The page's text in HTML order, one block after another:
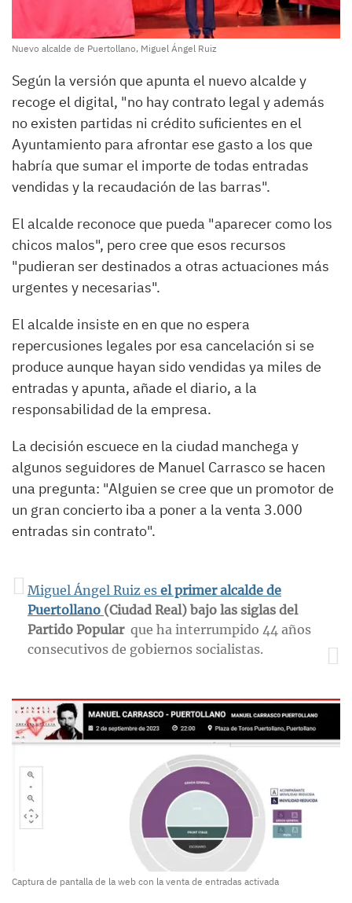
Nuevo alcalde de Puertollano, Miguel Ángel Ruiz
Según la versión que apunta el nuevo alcalde y
recoge el digital, "no hay contrato legal y además
no existen partidas ni crédito suficientes en el
Ayuntamiento para afrontar ese gasto a los que
habría que sumar el importe de todas entradas
vendidas y la recaudación de las barras".
El alcalde reconoce que pueda "aparecer como los
chicos malos", pero cree que esos recursos
"pudieran ser destinados a otras actuaciones más
urgentes y necesarias".
El alcalde insiste en en que no espera
repercusiones legales por esa cancelación si se
produce aunque hayan sido vendidas ya miles de
entradas y apunta, añade el diario, a la
responsabilidad de la empresa.
La decisión escuece en la ciudad manchega y
algunos seguidores de Manuel Carrasco se hacen
una pregunta: "Alguien se cree que un promotor de
un gran concierto iba a poner a la venta 3.000
entradas sin contrato".
Miguel Ángel Ruiz es el primer alcalde de
Puertollano (Ciudad Real) bajo las siglas del
Partido Popularque ha interrumpido 44 años
consecutivos de gobiernos socialistas.
Captura de pantalla de la web con la venta de entradas activada